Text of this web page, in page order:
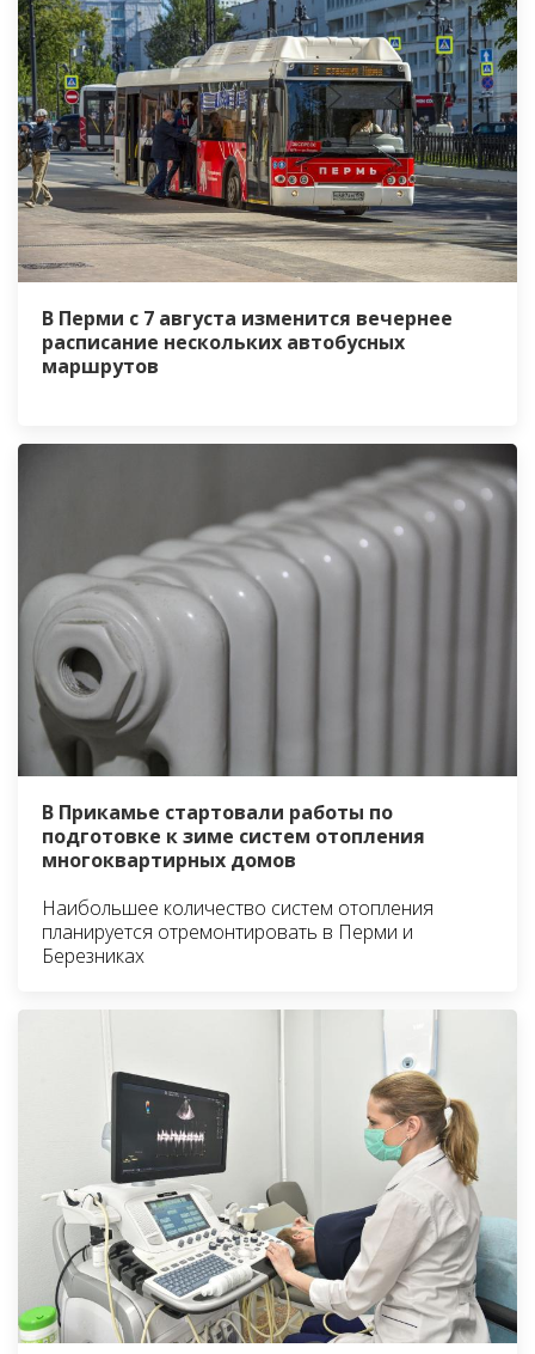
В Перми с 7 августа изменится вечернее
расписание нескольких автобусных
маршрутов
В Прикамье стартовали работы по
подготовке к зиме систем отопления
многоквартирных домов
Наибольшее количество систем отопления
планируется отремонтировать в Перми и
Березниках